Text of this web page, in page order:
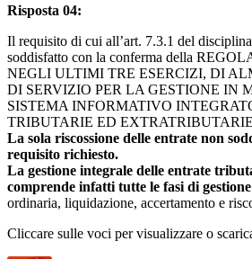
Risposta 04:
Il requisito di cui all’art. 7.3.1 del
soddisfatto con la conferma della
NEGLI ULTIMI TRE ESERCIZI, DI
DI SERVIZIO PER LA GESTIONE IN
SISTEMA INFORMATIVO
TRIBUTARIE ED
La sola riscossione delle entrate non
requisito richiesto.
La gestione integrale delle entrate
comprende infatti tutte le fasi di
ordinaria, liquidazione, accertamento e
Cliccare sulle voci per visualizzare o